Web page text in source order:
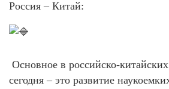
Россия – Китай:
Основное в российско-
сегодня – это развитие